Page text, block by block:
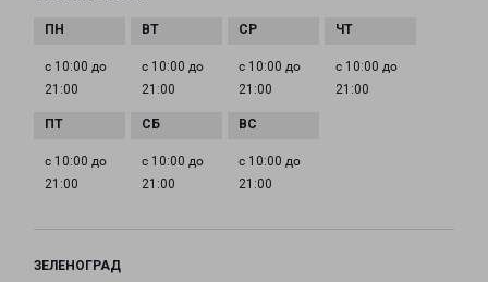
с 10:00 до
21:00
с 10:00 до
21:00
с 10:00 до
21:00
с 10:00 до
21:00
с 10:00 до
21:00
с 10:00 до
21:00
с 10:00 до
21:00
ЗЕЛЕНОГРАД